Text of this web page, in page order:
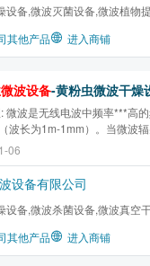
设备,微波灭菌设备,微波植物
其他产品 进入商铺
波设备-黄粉虫微波干燥设
微波是无线电波中频率***高
波长为1m-1mm）。当微波
进入到物体内部与构成物体
同的物质，微波能产生热效
，从而产生热量达到加热干
06
设备有限公司
设备,微波杀菌设备,微波真空
其他产品 进入商铺